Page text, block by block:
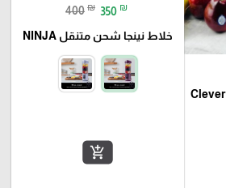
خلاط كهربائي متكامل من Clever
400 ₪ 350 ₪
خلاط نينجا شحن متنقل NINJA
add_shopping_cart